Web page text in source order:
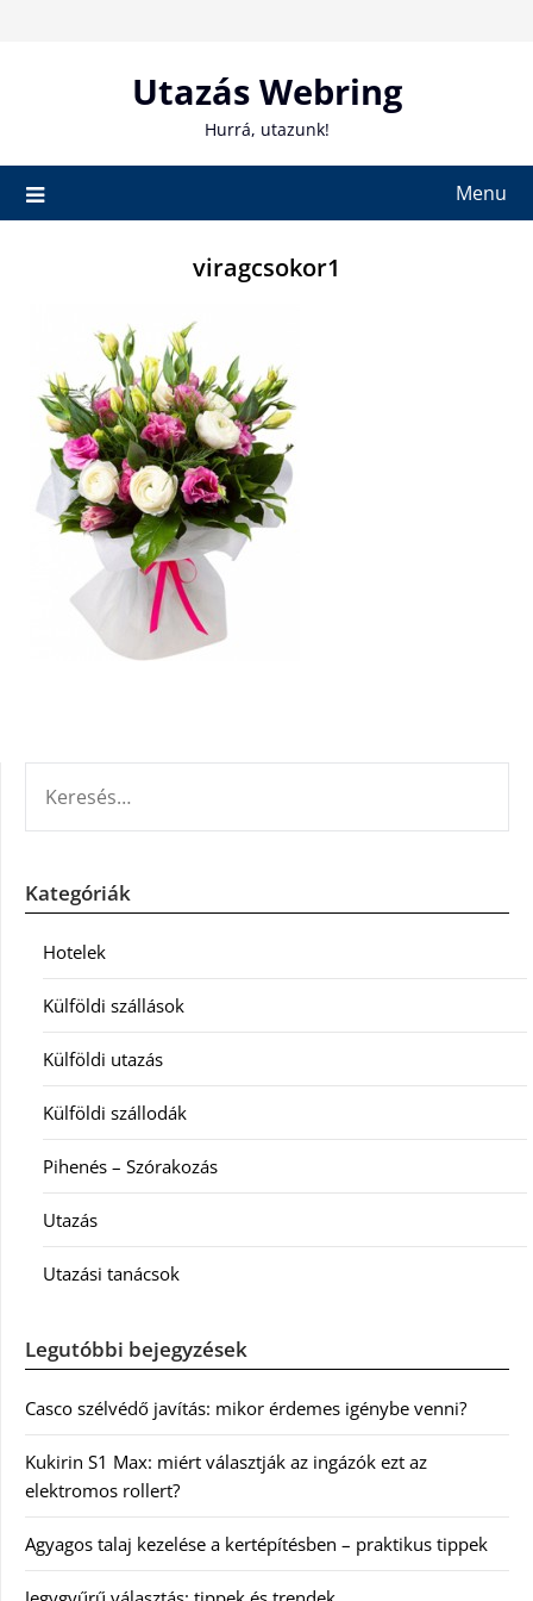
Utazás Webring
Hurrá, utazunk!
Menu
viragcsokor1
Kategóriák
Hotelek
Külföldi szállások
Külföldi utazás
Külföldi szállodák
Pihenés – Szórakozás
Utazás
Utazási tanácsok
Legutóbbi bejegyzések
Casco szélvédő javítás: mikor érdemes igénybe venni?
Kukirin S1 Max: miért választják az ingázók ezt az
elektromos rollert?
Agyagos talaj kezelése a kertépítésben – praktikus tippek